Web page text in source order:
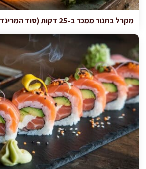
מקרל בתנור ממכר ב-25 דקות (סוד המרינדה החמוצה)